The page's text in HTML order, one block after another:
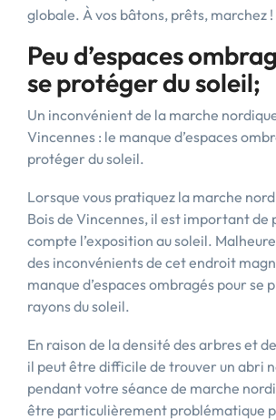
globale. À vos bâtons, prêts, marchez !
Peu d’espaces
se protéger du soleil;
Un inconvénient de la marche
Vincennes : le manque d’espaces
protéger du soleil.
Lorsque vous pratiquez la marche
Bois de Vincennes, il est important de
compte l’exposition au soleil.
des inconvénients de cet endroit
manque d’espaces ombragés pour se
rayons du soleil.
En raison de la densité des arbres et
il peut être difficile de trouver un abri
pendant votre séance de marche
être particulièrement problématique